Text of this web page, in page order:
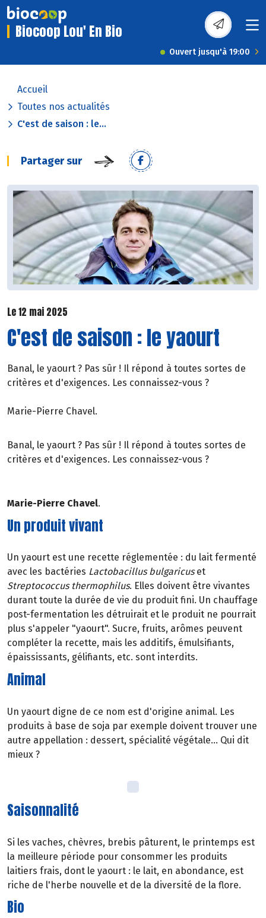
Biocoop Lou' En Bio
Ouvert jusqu'à 19:00
Accueil
Toutes nos actualités
C'est de saison : le...
Partager sur
Le 12 mai 2025
C'est de saison : le yaourt
Banal, le yaourt ? Pas sûr ! Il répond à toutes sortes de
critères et d'exigences. Les connaissez-vous ?
Marie-Pierre Chavel.
Banal, le yaourt ? Pas sûr ! Il répond à toutes sortes de
critères et d'exigences. Les connaissez-vous ?
Marie-Pierre Chavel.
Un produit vivant
Un yaourt est une recette réglementée : du lait fermenté
avec les bactéries Lactobacillus bulgaricuset
Streptococcus thermophilus. Elles doivent être vivantes
durant toute la durée de vie du produit fini. Un chauffage
post-fermentation les détruirait et le produit ne pourrait
plus s'appeler "yaourt". Sucre, fruits, arômes peuvent
compléter la recette, mais les additifs, émulsifiants,
épaississants, gélifiants, etc. sont interdits.
Animal
Un yaourt digne de ce nom est d'origine animal. Les
produits à base de soja par exemple doivent trouver une
autre appellation : dessert, spécialité végétale... Qui dit
mieux ?
Saisonnalité
Si les vaches, chèvres, brebis pâturent, le printemps est
la meilleure période pour consommer les produits
laitiers frais, dont le yaourt : le lait, en abondance, est
riche de l'herbe nouvelle et de la diversité de la flore.
Bio